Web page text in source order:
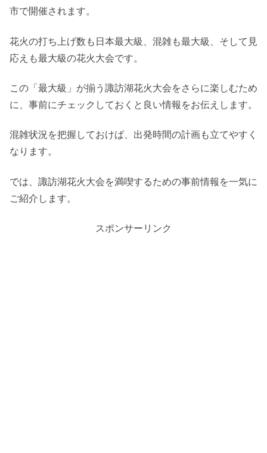
市で開催されます。
花火の打ち上げ数も日本最大級、混雑も最大級、そして見
応えも最大級の花火大会です。
この「最大級」が揃う諏訪湖花火大会をさらに楽しむため
に、事前にチェックしておくと良い情報をお伝えします。
混雑状況を把握しておけば、出発時間の計画も立てやすく
なります。
では、諏訪湖花火大会を満喫するための事前情報を一気に
ご紹介します。
スポンサーリンク